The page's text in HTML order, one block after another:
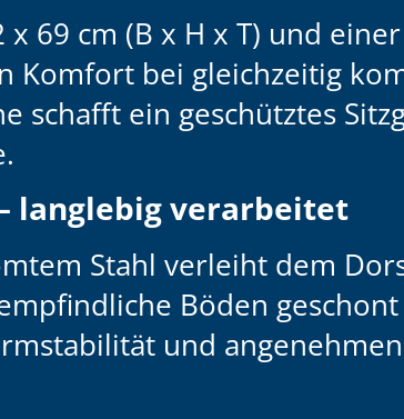
x 69 cm (B x H x T) und einer
Komfort bei gleichzeitig
schafft ein geschütztes
langlebig verarbeitet
Stahl verleiht dem
Böden
und